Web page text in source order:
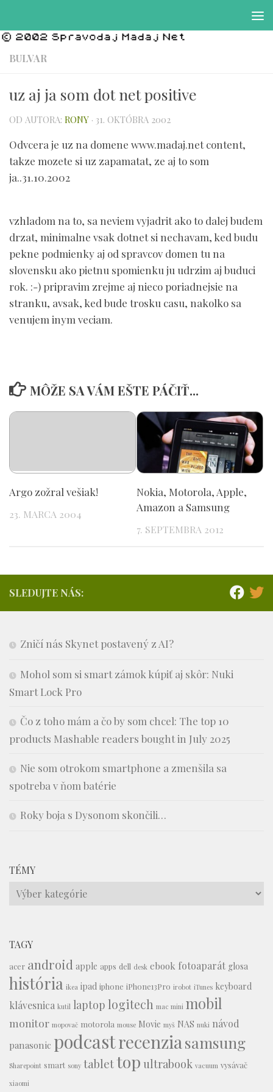
BULVAR
uz aj ja som dot net positive
OD AUTORA: RONY · 31. OKTÓBRA 2002
Odvcera je uz na domene www.madaj.net content,
takze mozete si uz zapamatat, ze aj to som
ja..31.10.2002
vzhladom na to, sa neviem vyjadrit ako to dalej budem
drzat, minimalne vsak dotnet si nechavam, ked budu
pekne podmienky aj od spravcov domen tu na
slovensku ako pietnu spomienku ju udrzim aj buduci
rok. :-) pripravim zrejme aj nieco poriadnejsie na
stranku, avsak, ked bude trosku casu, nakolko sa
venujem inym veciam.
MÔŽE SA VÁM EŠTE PÁČIŤ...
Argo zožral vešiak!
23. MARCA 2004
Nokia, Motorola, Apple,
Amazon a Samsung
7. SEPTEMBRA 2012
SLEDUJTE NÁS:
Zničí nás Skynet postavený z AI?
Mohol som si smart zámok kúpiť aj skôr: Nuki
Smart Lock Pro
Čo z toho mám a čo by som chcel: The top 10
products Mashable readers bought in July 2025
Nie som otrokom smartphone a zmenšila sa
spotreba v ňom batérie
Roky boja s Dysonom skončili…
TÉMY
Témy
TAGY
acer android apple apps dell desk ebook fotoaparát glosa
história ikea ipad iphone iPhone13Pro irobot iTunes keyboard
klávesnica kutil laptop logitech mac mini mobil
monitor mopovač motorola mouse Movie myš NAS nuki návod
panasonic podcastrecenziasamsung
Sharepoint smart sony tablettop ultrabook vacuum vysávač
xiaomi